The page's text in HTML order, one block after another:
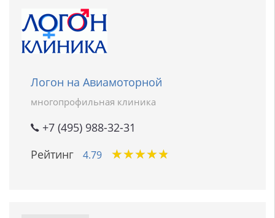
Логон на Авиамоторной
многопрофильная клиника
+7 (495) 988-32-31
Рейтинг
4.79 ★★★★★
★★★★★